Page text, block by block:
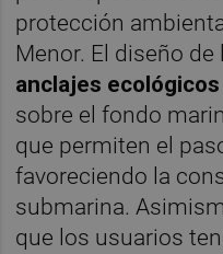
protección
Menor. El diseño
anclajes ecológicos
sobre el fondo
que permiten el
favoreciendo la
submarina.
que los usuarios